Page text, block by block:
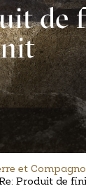
de
et
Produit de